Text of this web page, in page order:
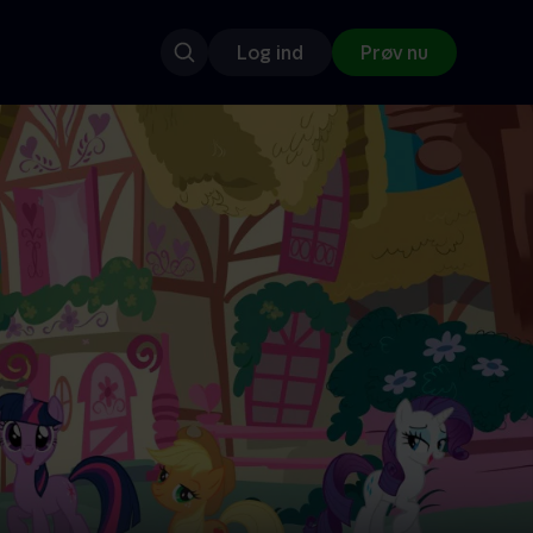
Log ind Prøv nu